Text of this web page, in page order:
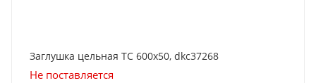
Заглушка цельная ТС 600х50, dkc37268
Не поставляется